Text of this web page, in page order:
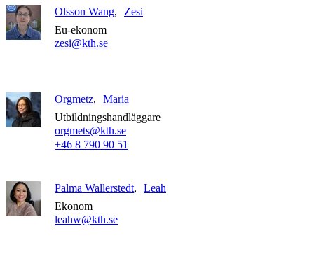
Olsson Wang
Zesi
Eu-ekonom
zesi@kth.se
Orgmetz
Maria
Utbildningshandläggare
orgmets@kth.se
+46 8 790 90 51
Palma Wallerstedt
Leah
Ekonom
leahw@kth.se